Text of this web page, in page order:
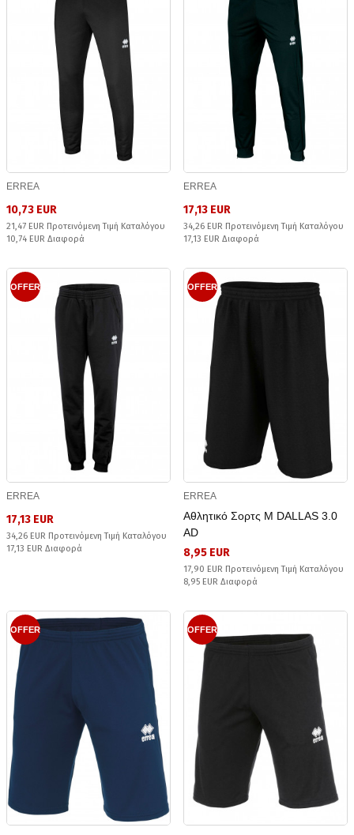
ERREA
10,73 EUR
21,47 EUR Προτεινόμενη Τιμή Καταλόγου
10,74 EUR Διαφορά
ERREA
17,13 EUR
34,26 EUR Προτεινόμενη Τιμή Καταλόγου
17,13 EUR Διαφορά
OFFER
ERREA
17,13 EUR
34,26 EUR Προτεινόμενη Τιμή Καταλόγου
17,13 EUR Διαφορά
OFFER
ERREA
Αθλητικό Σορτς Μ DALLAS 3.0
AD
8,95 EUR
17,90 EUR Προτεινόμενη Τιμή Καταλόγου
8,95 EUR Διαφορά
OFFER OFFER